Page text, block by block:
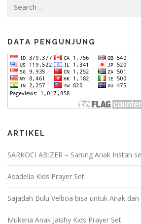
for:
DATA PENGUNJUNG
ARTIKEL
SARKOCI ABIZER – Sarung Anak Instan
Asadella Kids Prayer Set
Sajadah Bulu Velboa bisa untuk Anak
Mukena Anak Jaishy Kids Prayer Set